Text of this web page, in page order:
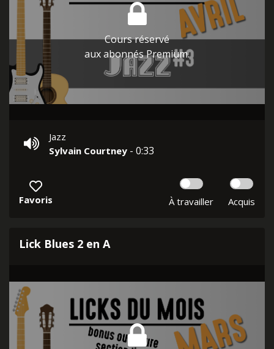
Cours réservé
aux abonnés Premium.
Jazz
Sylvain Courtney - 0:33
Favoris À travailler Acquis
Lick Blues 2 en A